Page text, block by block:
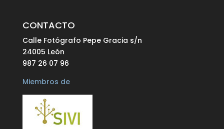
CONTACTO
Calle Fotógrafo Pepe Gracia s/n
24005 León
987 26 07 96
Miembros de